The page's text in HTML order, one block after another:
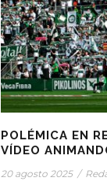
POLÉMICA EN
VÍDEO
20 agosto 2025 /